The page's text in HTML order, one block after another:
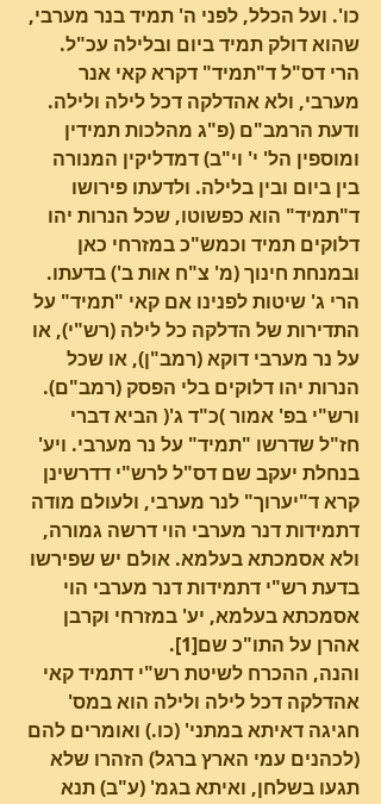
כו'. ועל הכלל, לפני ה' תמיד בנר מערבי,
שהוא דולק תמיד ביום ובלילה עכ"ל.
הרי דס"ל ד"תמיד" דקרא קאי אנר
מערבי, ולא אהדלקה דכל לילה ולילה.
ודעת הרמב"ם (פ"ג מהלכות תמידין
ומוספין הל' י' וי"ב) דמדליקין המנורה
בין ביום ובין בלילה. ולדעתו פירושו
ד"תמיד" הוא כפשוטו, שכל הנרות יהו
דלוקים תמיד וכמש"כ במזרחי כאן
ובמנחת חינוך (מ' צ"ח אות ב') בדעתו.
הרי ג' שיטות לפנינו אם קאי "תמיד" על
התדירות של הדלקה כל לילה (רש"י), או
על נר מערבי דוקא (רמב"ן), או שכל
הנרות יהו דלוקים בלי הפסק (רמב"ם).
ורש"י בפ' אמור )כ"ד ג'( הביא דברי
חז"ל שדרשו "תמיד" על נר מערבי. ויע'
בנחלת יעקב שם דס"ל לרש"י דדרשינן
קרא ד"יערוך" לנר מערבי, ולעולם מודה
דתמידות דנר מערבי הוי דרשה גמורה,
ולא אסמכתא בעלמא. אולם יש שפירשו
בדעת רש"י דתמידות דנר מערבי הוי
אסמכתא בעלמא, יע' במזרחי וקרבן
אהרן על התו"כ שם[1].
והנה, ההכרח לשיטת רש"י דתמיד קאי
אהדלקה דכל לילה ולילה הוא במס'
חגיגה דאיתא במתני' (כו.) ואומרים להם
(לכהנים עמי הארץ ברגל) הזהרו שלא
תגעו בשלחן, ואיתא בגמ' (ע"ב) תנא